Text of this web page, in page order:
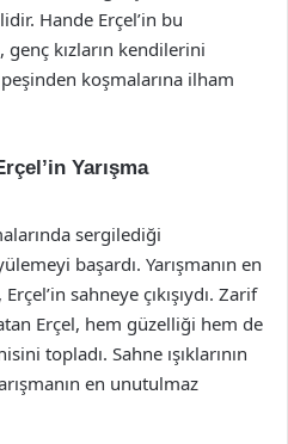
Hande Erçel’in bu
kızların kendilerini
koşmalarına ilham
Yarışma
sergilediği
başardı. Yarışmanın en
sahneye çıkışıydı. Zarif
Erçel, hem güzelliği hem de
topladı. Sahne ışıklarının
en unutulmaz